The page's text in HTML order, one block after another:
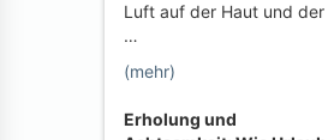
Luft auf der Haut und der
…
(mehr)
Erholung und